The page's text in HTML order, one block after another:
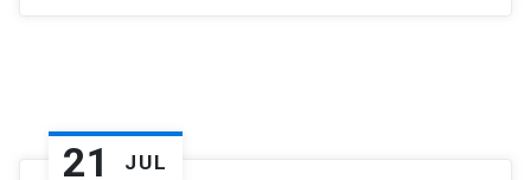
21 JUL